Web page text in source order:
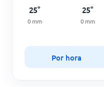
25°
0 mm
25°
0 mm
Por hora